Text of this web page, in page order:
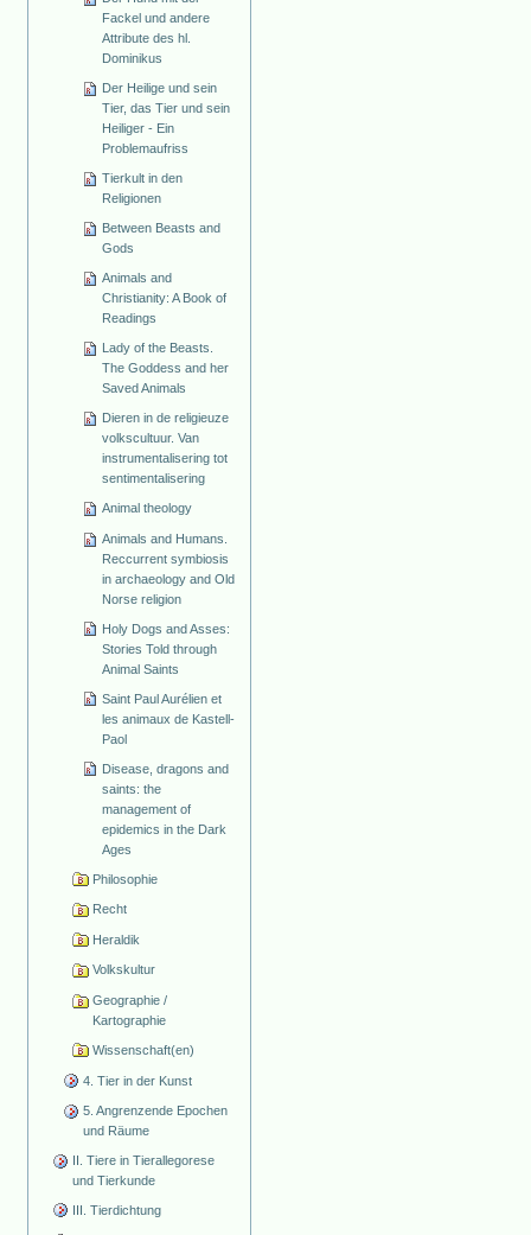
Fackel und andere
Attribute des hl.
Dominikus
Der Heilige und sein
Tier, das Tier und sein
Heiliger - Ein
Problemaufriss
Tierkult in den
Religionen
Between Beasts and
Gods
Animals and
Christianity: A Book of
Readings
Lady of the Beasts.
The Goddess and her
Saved Animals
Dieren in de religieuze
volkscultuur. Van
instrumentalisering tot
sentimentalisering
Animal theology
Animals and Humans.
Reccurrent symbiosis
in archaeology and Old
Norse religion
Holy Dogs and Asses:
Stories Told through
Animal Saints
Saint Paul Aurélien et
les animaux de Kastell-
Paol
Disease, dragons and
saints: the
management of
epidemics in the Dark
Ages
Philosophie
Recht
Heraldik
Volkskultur
Geographie /
Kartographie
Wissenschaft(en)
4. Tier in der Kunst
5. Angrenzende Epochen
und Räume
II. Tiere in Tierallegorese
und Tierkunde
III. Tierdichtung